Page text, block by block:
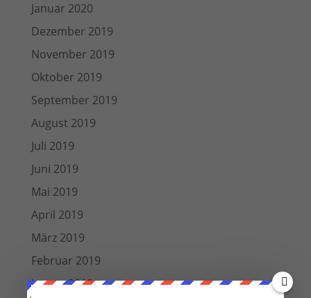
Januar 2020
Dezember 2019
November 2019
Oktober 2019
September 2019
August 2019
Juli 2019
Juni 2019
Mai 2019
April 2019
März 2019
Februar 2019
Januar 2019